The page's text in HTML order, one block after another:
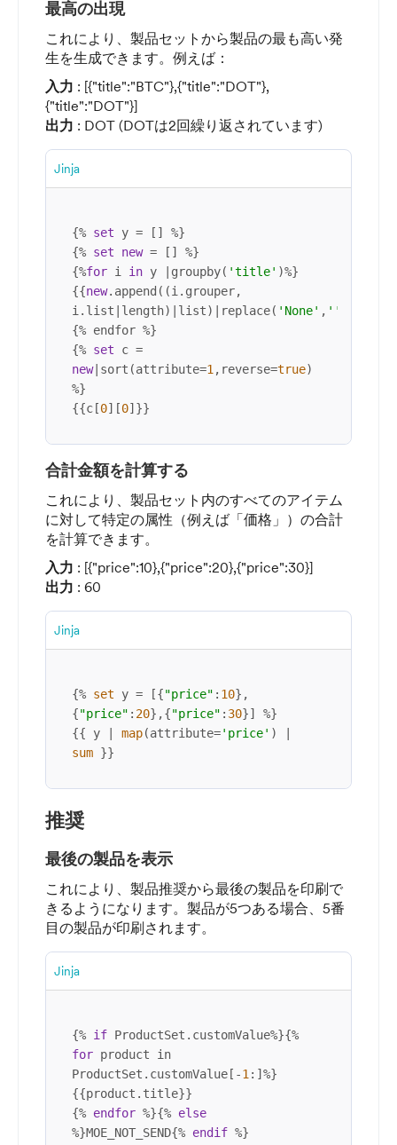
最高の出現
これにより、製品セットから製品の最も高い発
生を生成できます。例えば：
入力 : [{"title":"BTC"},{"title":"DOT"},
{"title":"DOT"}]
出力 : DOT (DOTは2回繰り返されています)
Jinja
{% set y = [] %}
{% set new = [] %}
{%for i in y |groupby( 'title' )%}
{{new.append((i.grouper,
i.list|length)|list)|replace( 'None' , ''
{% endfor %}
{% set c =
new|sort(attribute=1 ,reverse=true)
%}
{{c[0][0]}}
合計金額を計算する
これにより、製品セット内のすべてのアイテム
に対して特定の属性（例えば「価格」）の合計
を計算できます。
入力 : [{"price":10},{"price":20},{"price":30}]
出力 : 60
Jinja
{% set y = [{"price" : 10},
{"price" : 20},{"price" : 30}] %}
{{ y | map(attribute='price' ) |
sum }}
推奨
最後の製品を表示
これにより、製品推奨から最後の製品を印刷で
きるようになります。製品が5つある場合、5番
目の製品が印刷されます。
Jinja
{% if ProductSet.customValue%}{%
for product in
ProductSet.customValue[-1 :]%}
{{product.title}}
{% endfor %}{% else
%}MOE_NOT_SEND{% endif %}